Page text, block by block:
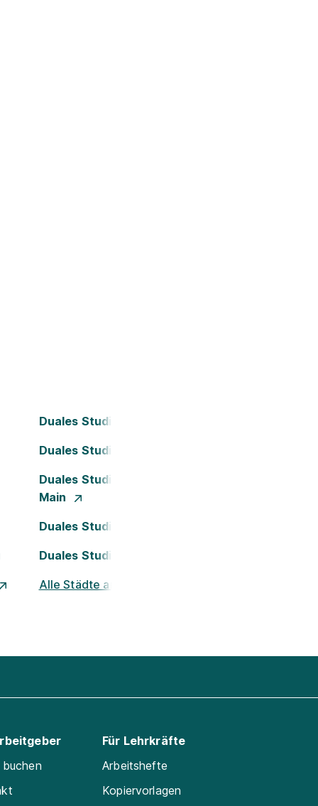
Duales Studium Bielefeld
Duales Studium Darmstadt
Duales Studium Frankfurt am
Main
Duales Studium Köln
Duales Studium Nürnberg
Alle Städte ansehen
Für Lehrkräfte
Arbeitshefte
Kopiervorlagen